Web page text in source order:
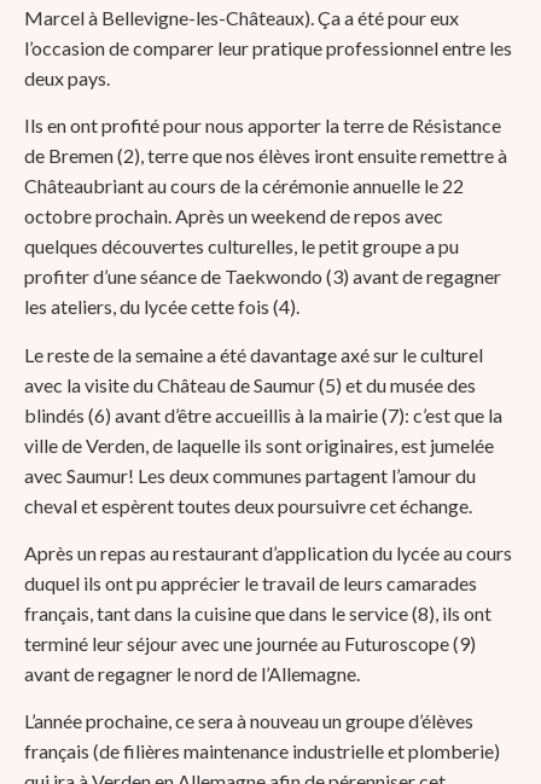
Marcel à Bellevigne-les-Châteaux). Ça a été pour eux
l’occasion de comparer leur pratique professionnel entre les
deux pays.
Ils en ont profité pour nous apporter la terre de Résistance
de Bremen (2), terre que nos élèves iront ensuite remettre à
Châteaubriant au cours de la cérémonie annuelle le 22
octobre prochain. Après un weekend de repos avec
quelques découvertes culturelles, le petit groupe a pu
profiter d’une séance de Taekwondo (3) avant de regagner
les ateliers, du lycée cette fois (4).
Le reste de la semaine a été davantage axé sur le culturel
avec la visite du Château de Saumur (5) et du musée des
blindés (6) avant d’être accueillis à la mairie (7): c’est que la
ville de Verden, de laquelle ils sont originaires, est jumelée
avec Saumur! Les deux communes partagent l’amour du
cheval et espèrent toutes deux poursuivre cet échange.
Après un repas au restaurant d’application du lycée au cours
duquel ils ont pu apprécier le travail de leurs camarades
français, tant dans la cuisine que dans le service (8), ils ont
terminé leur séjour avec une journée au Futuroscope (9)
avant de regagner le nord de l’Allemagne.
L’année prochaine, ce sera à nouveau un groupe d’élèves
français (de filières maintenance industrielle et plomberie)